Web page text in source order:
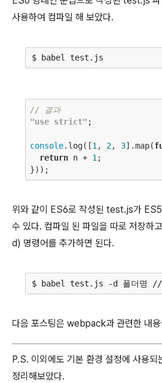
사용하여 컴파일 해 보았다.
// 결과
"use strict" ;
console.log([1 , 2, 3].map(
return n + 1 ;
위와 같이 ES6로 작성된 test.js가
수 있다. 컴파일 된 파일을 따로 저장
d) 명령어를 추가하면 된다.
다음 포스팅은 webpack과 관련한 내
P.S. 이외에도 기본 환경 설정에 사용되
정리해보았다.